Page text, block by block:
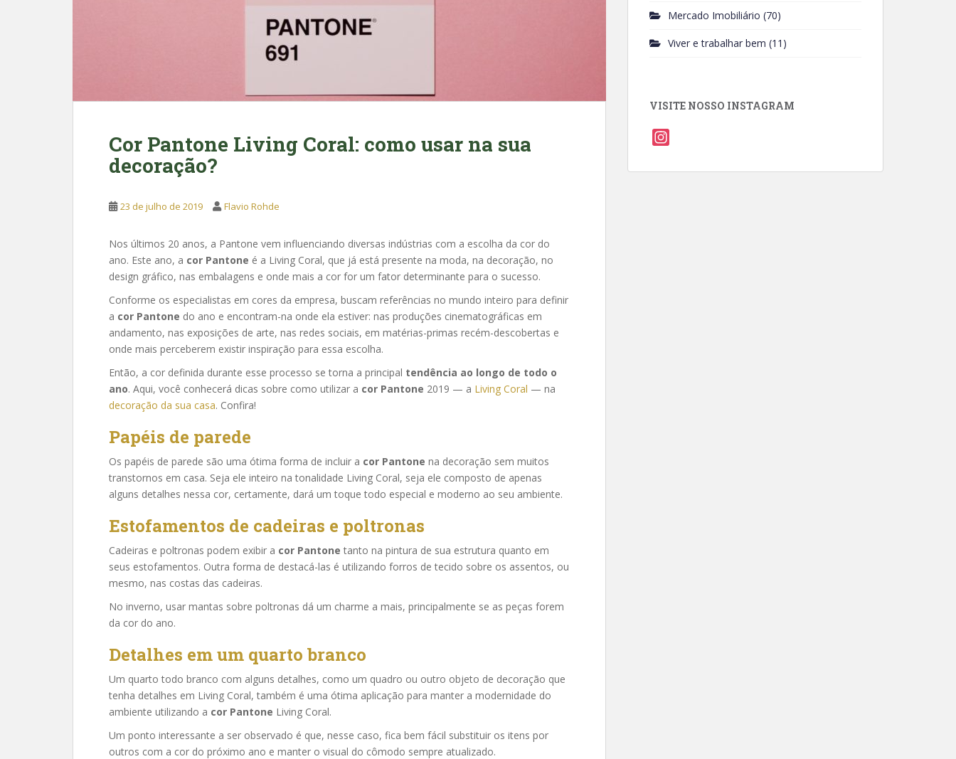
Cor Pantone Living Coral: como usar na sua
decoração?
23 de julho de 2019 Flavio Rohde
Nos últimos 20 anos, a Pantone vem influenciando diversas indústrias com a escolha da cor do
ano. Este ano, a cor Pantone é a Living Coral, que já está presente na moda, na decoração, no
design gráfico, nas embalagens e onde mais a cor for um fator determinante para o sucesso.
Conforme os especialistas em cores da empresa, buscam referências no mundo inteiro para definir
a cor Pantone do ano e encontram-na onde ela estiver: nas produções cinematográficas em
andamento, nas exposições de arte, nas redes sociais, em matérias-primas recém-descobertas e
onde mais perceberem existir inspiração para essa escolha.
Então, a cor definida durante esse processo se torna a principal tendência ao longo de todo o
ano. Aqui, você conhecerá dicas sobre como utilizar a cor Pantone 2019 — a Living Coral — na
decoração da sua casa. Confira!
Papéis de parede
Os papéis de parede são uma ótima forma de incluir a cor Pantone na decoração sem muitos
transtornos em casa. Seja ele inteiro na tonalidade Living Coral, seja ele composto de apenas
alguns detalhes nessa cor, certamente, dará um toque todo especial e moderno ao seu ambiente.
Estofamentos de cadeiras e poltronas
Cadeiras e poltronas podem exibir a cor Pantone tanto na pintura de sua estrutura quanto em
seus estofamentos. Outra forma de destacá-las é utilizando forros de tecido sobre os assentos, ou
mesmo, nas costas das cadeiras.
No inverno, usar mantas sobre poltronas dá um charme a mais, principalmente se as peças forem
da cor do ano.
Detalhes em um quarto branco
Um quarto todo branco com alguns detalhes, como um quadro ou outro objeto de decoração que
tenha detalhes em Living Coral, também é uma ótima aplicação para manter a modernidade do
ambiente utilizando a cor Pantone Living Coral.
Um ponto interessante a ser observado é que, nesse caso, fica bem fácil substituir os itens por
outros com a cor do próximo ano e manter o visual do cômodo sempre atualizado.
Mercado Imobiliário (70)
Viver e trabalhar bem (11)
VISITE NOSSO INSTAGRAM
s